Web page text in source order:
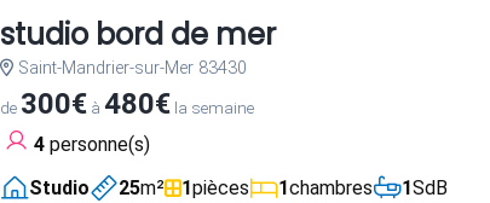
studio bord de mer
Saint-Mandrier-sur-Mer 83430
de 300€à 480€la semaine
4personne(s)
Studio
25m² 1pièces 1chambres 1SdB